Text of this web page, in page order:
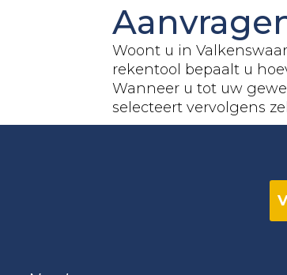
Woont u in
rekentool bepaalt u
Wanneer u tot uw
selecteert vervolgens